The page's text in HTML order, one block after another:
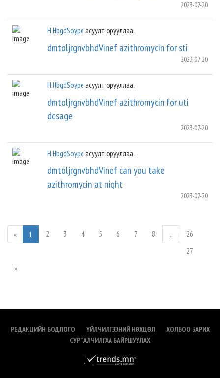
2023-07-20
H.HbgdSoype асуулт орууллаа.
dmtoljrgnvbhdVinef azithromycin for sti
2023-07-20
H.HbgdSoype асуулт орууллаа.
dmtoljrgnvbhdVinef azithromycin for uti
dosage
2023-07-20
H.HbgdSoype асуулт орууллаа.
dmtoljrgnvbhdVinef can you take
azithromycin at night
2023-07-20
« 1 2 3 4 5 6 7 8 ...
26
27
»
РЕДАКЦИЙН БОДЛОГО ҮЙЛЧИЛГЭЭНИЙ НӨХЦӨЛ
ХОЛБОО БАРИХ
СУРТАЛЧИЛГАА БАЙРШУУЛАХ